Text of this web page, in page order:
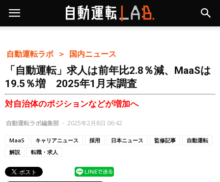
自動運転ラボ ＞ 国内ニュース
「自動運転」求人は前年比2.8％減、MaaSは
19.5％増 2025年1月末調査
対自治体のポジションなどが増加へ
自動運転ラボ編集部 - 2025年2月8日 06:42
MaaS キャリアニュース 採用 日本ニュース 監修記事
自動運転
解説
転職・求人